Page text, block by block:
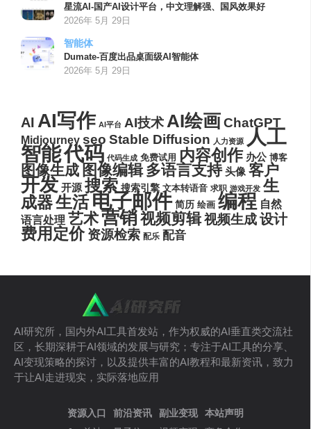
星流AI-国产AI设计平台，中文理解强、国风效果好
2026年 5月 29日
智能体
Dumate-百度出品桌面级AI智能体
2026年 5月 29日
AI AI写作 AI平台 AI技术AI绘画ChatGPT
Midjourney seo Stable Diffusion 人力资源 人工
智能代码 代码生成 免费试用 内容创作 办公 博客
图像生成 图像编辑 多语言支持 头像 客户
开发 开源 搜索 搜索引擎 文本转语音 求职 游戏开发 生
成器生活电子邮件 简历 绘画 编程 自然
语言处理 艺术营销视频剪辑视频生成设计
费用定价 资源检索 配乐 配音
AI研究所，国内外AI工具首发站，作为权威的AI垂直类交流社
区，长期深耕于AI领域的发展与研究；专注于AI工具的分享、
AI变现策略的探讨，以及提供丰富的AI教程和最新资讯，致力
于让AI走进现实，实际落地应用
资源入口
前沿资讯
副业变现
本站声明